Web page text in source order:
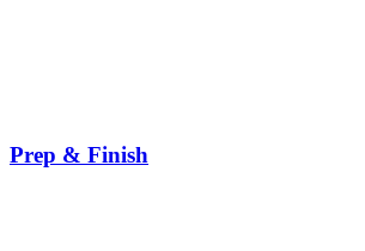
Prep & Finish